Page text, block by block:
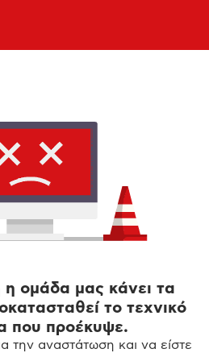
η ομάδα μας κάνει τα
το τεχνικό
που προέκυψε.
την αναστάτωση και να είστε